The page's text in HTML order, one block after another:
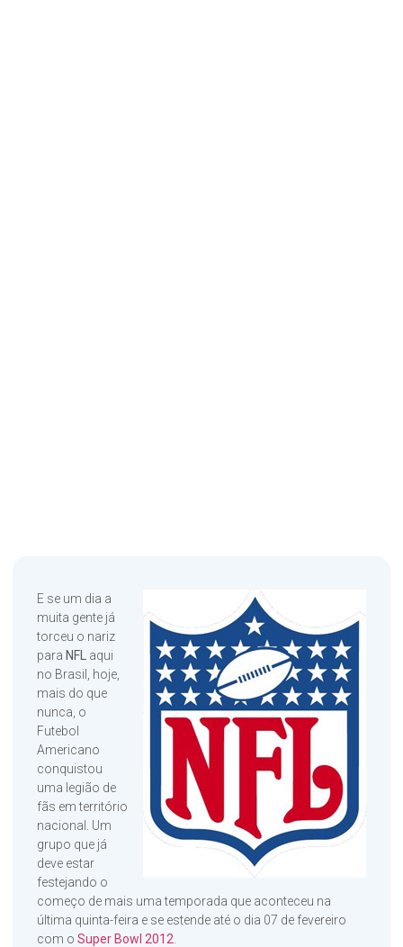
E se um dia a
muita gente já
torceu o nariz
para NFL
aqui
no Brasil, hoje,
mais do que
nunca, o
Futebol
Americano
conquistou
uma legião de
fãs em território
nacional. Um
grupo que já
deve estar
festejando o
começo de mais uma temporada que aconteceu na
última quinta-feira e se estende até o dia 07 de fevereiro
com o Super Bowl 2012